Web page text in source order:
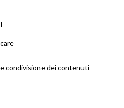
condivisione dei contenuti